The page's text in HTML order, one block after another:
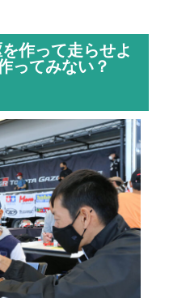
作って走らせよ
ってみない？